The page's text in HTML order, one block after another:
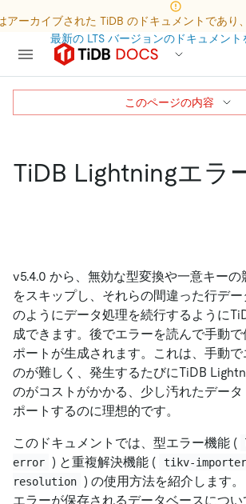
アーカイブされた TiDB のドキュメントであり
最新の LTS バージョンのドキュメント
TiDB Lightningエラ
v5.4.0 から、無効な型変換や一意キーの
をスキップし、それらの間違った行デ
のようにデータ処理を続行するように
成できます。後でエラーを読んで手動
ポートが生成されます。これは、手動
のが難しく、発生するたびにTiDB
のがコストがかかる、少し汚れたデー
ポートするのに理想的です。
このドキュメントでは、型エラー機能 (
error ) と重複解決機能 (
tikv-
resolution ) の使用方法を紹介します
エラーが保存されるデータベースにつ
このページの内容